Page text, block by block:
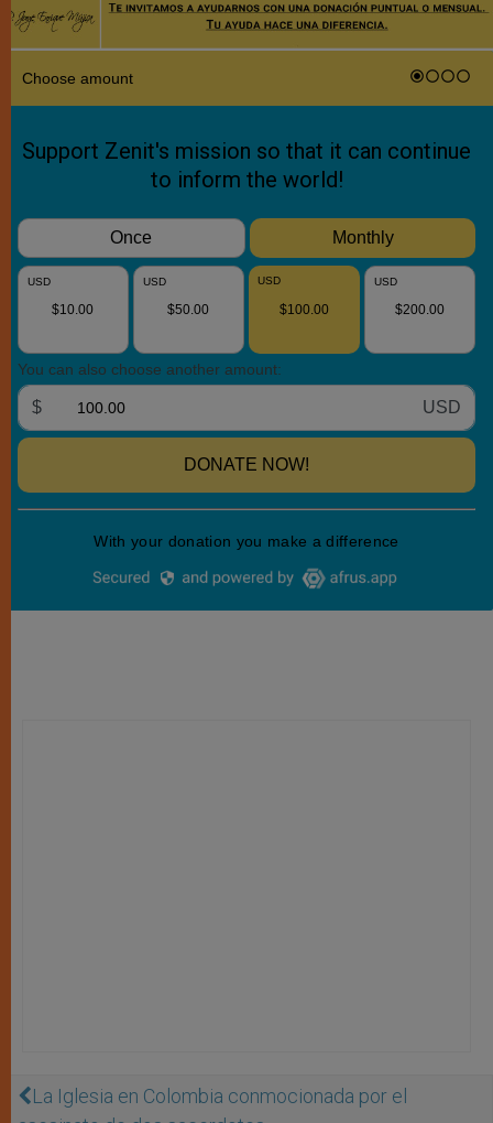
La Iglesia en Colombia conmocionada por el